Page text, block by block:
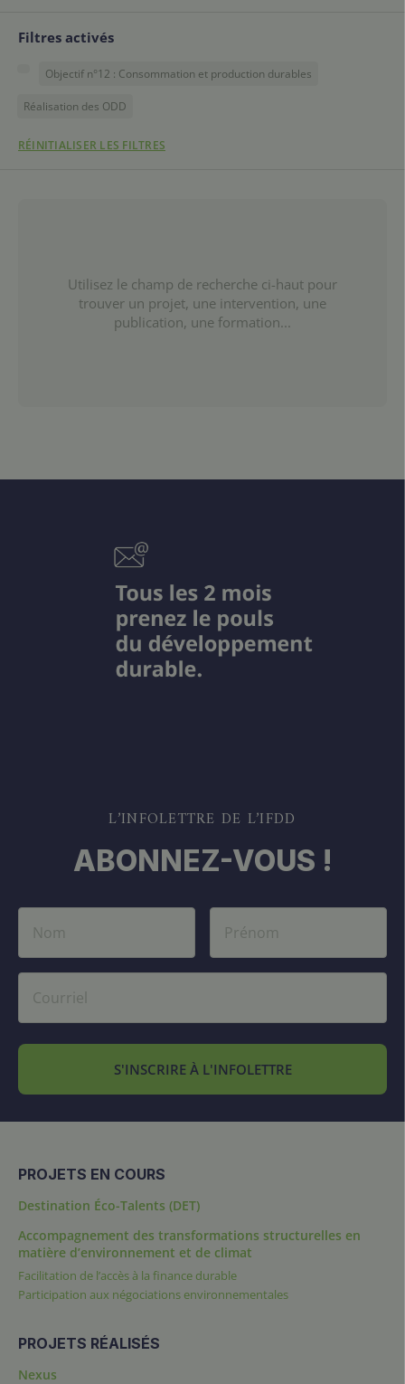
Filtres activés
Objectif n°12 : Consommation et production durables
Réalisation des ODD
RÉINITIALISER LES FILTRES
Utilisez le champ de recherche ci-haut pour
trouver un projet, une intervention, une
publication, une formation...
L’INFOLETTRE DE L’IFDD
ABONNEZ-VOUS !
S'INSCRIRE À L'INFOLETTRE
PROJETS EN COURS
Destination Éco-Talents (DET)
Accompagnement des transformations structurelles en
matière d’environnement et de climat
Facilitation de l’accès à la finance durable
Participation aux négociations environnementales
PROJETS RÉALISÉS
Nexus